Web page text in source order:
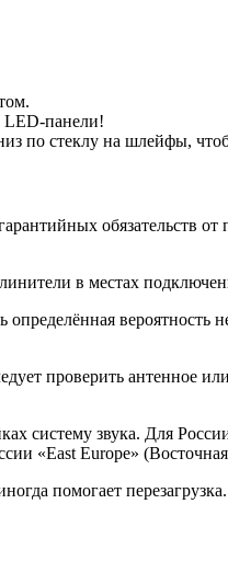
LED-панели!
по стеклу на шлейфы,
обязательств
в местах
вероятность
проверить антенное
систему звука. Для
«East Europe»
помогает